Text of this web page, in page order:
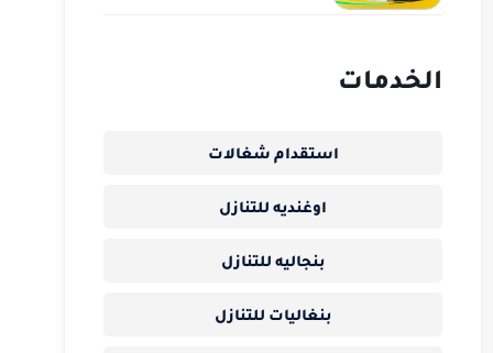
الخدمات
استقدام شغالات
اوغنديه للتنازل
بنجاليه للتنازل
بنغاليات للتنازل